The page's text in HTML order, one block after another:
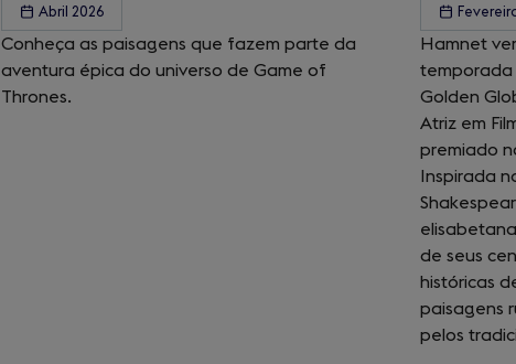
Abril 2026
Conheça as paisagens que fazem parte da
aventura épica do universo de Game of
Thrones.
Hamnet
temporada
Golden
Atriz em
premiado
Inspirada
de seus
históricas
paisagens
pelos